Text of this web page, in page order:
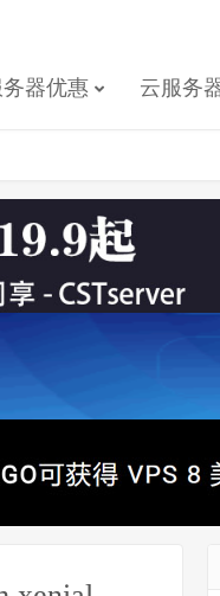
务器优惠 云服务